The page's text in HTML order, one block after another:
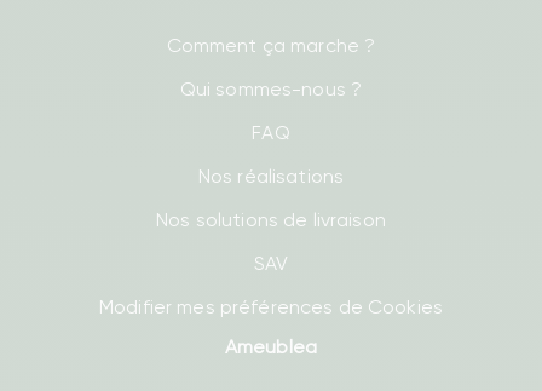
Comment ça marche ?
Qui sommes-nous ?
FAQ
Nos réalisations
Nos solutions de livraison
SAV
Modifier mes préférences de Cookies
Ameublea